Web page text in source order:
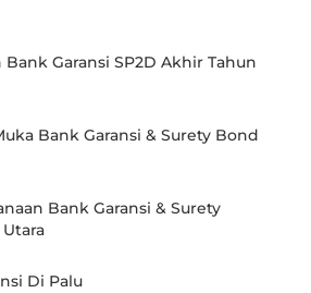
Garansi SP2D Akhir Tahun
Bank Garansi & Surety Bond
Bank Garansi & Surety
Di Palu